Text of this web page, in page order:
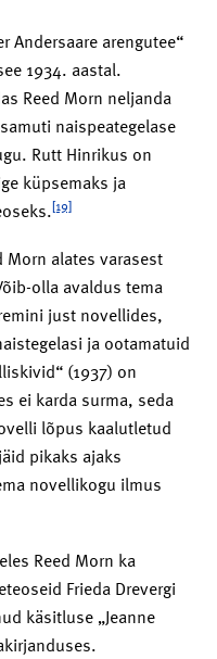
Andersaare arengutee“
1934. aastal.
Reed Morn neljanda
naispeategelase
Rutt Hinrikus on
küpsemaks ja
[19]
Morn alates varasest
olla avaldus tema
just novellides,
ja ootamatuid
(1937) on
ei karda surma, seda
lõpus kaalutletud
pikaks ajaks
novellikogu ilmus
Reed Morn ka
Frieda Drevergi
käsitluse „Jeanne